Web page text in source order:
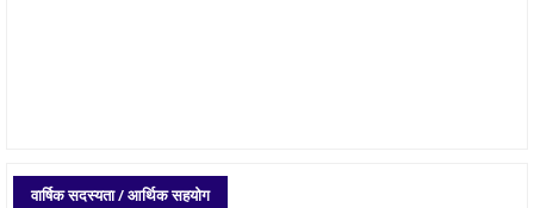
वार्षिक सदस्यता / आर्थिक सहयोग